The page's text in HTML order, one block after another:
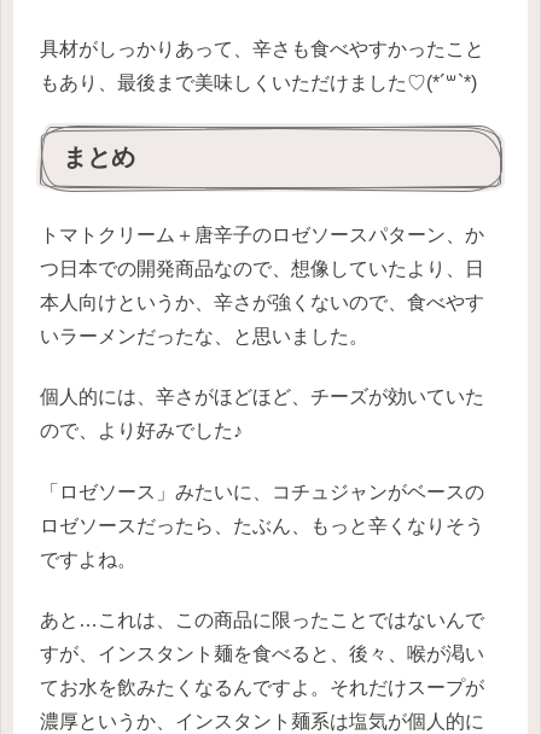
具材がしっかりあって、辛さも食べやすかったこと
もあり、最後まで美味しくいただけました♡(*´꒳`*)
まとめ
トマトクリーム＋唐辛子のロゼソースパターン、か
つ日本での開発商品なので、想像していたより、日
本人向けというか、辛さが強くないので、食べやす
いラーメンだったな、と思いました。
個人的には、辛さがほどほど、チーズが効いていた
ので、より好みでした♪
「ロゼソース」みたいに、コチュジャンがベースの
ロゼソースだったら、たぶん、もっと辛くなりそう
ですよね。
あと…これは、この商品に限ったことではないんで
すが、インスタント麺を食べると、後々、喉が渇い
てお水を飲みたくなるんですよ。それだけスープが
濃厚というか、インスタント麺系は塩気が個人的に